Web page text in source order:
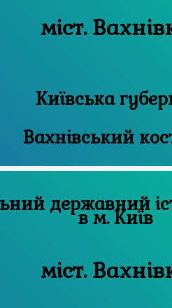
міст.
Київська
Вахнівський
історичний архів
в м. Київ
міст.